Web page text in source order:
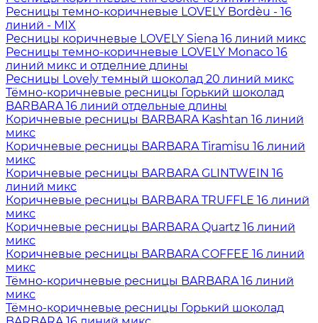
Ресницы темно-коричневые LOVELY Bordèu - 16
линий - MIX
Ресницы коричневые LOVELY Siena 16 линий микс
Ресницы темно-коричневые LOVELY Monaco 16
линий микс и отделние длины
Ресницы Lovely темный шоколад 20 линий микс
Тёмно-коричневые ресницы Горький шоколад
BARBARA 16 линий отдельные длины
Коричневые ресницы BARBARA Kashtan 16 линий
микс
Коричневые ресницы BARBARA Tiramisu 16 линий
микс
Коричневые ресницы BARBARA GLINTWEIN 16
линий микс
Коричневые ресницы BARBARA TRUFFLE 16 линий
микс
Коричневые ресницы BARBARA Quartz 16 линий
микс
Коричневые ресницы BARBARA COFFEE 16 линий
микс
Тёмно-коричневые ресницы BARBARA 16 линий
микс
Тёмно-коричневые ресницы Горький шоколад